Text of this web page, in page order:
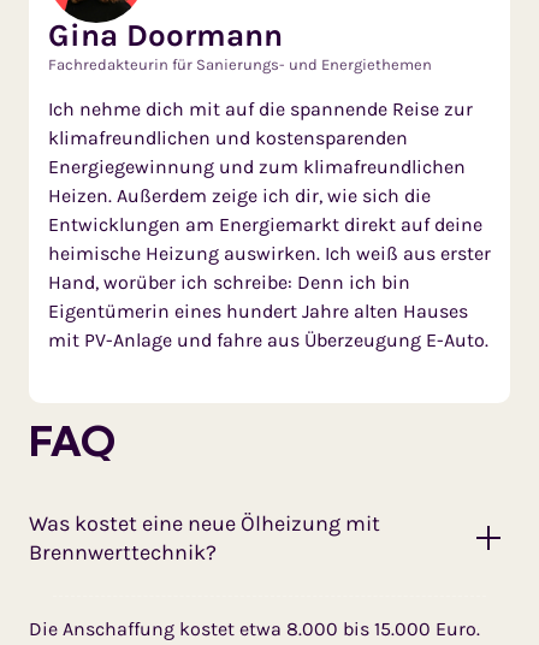
Gina Doormann
Fachredakteurin für Sanierungs- und Energiethemen
Ich nehme dich mit auf die spannende Reise zur
klimafreundlichen und kostensparenden
Energiegewinnung und zum klimafreundlichen
Heizen. Außerdem zeige ich dir, wie sich die
Entwicklungen am Energiemarkt direkt auf deine
heimische Heizung auswirken. Ich weiß aus erster
Hand, worüber ich schreibe: Denn ich bin
Eigentümerin eines hundert Jahre alten Hauses
mit PV-Anlage und fahre aus Überzeugung E-Auto.
FAQ
Was kostet eine neue Ölheizung mit
Brennwerttechnik?
Die Anschaffung kostet etwa 8.000 bis 15.000 Euro.